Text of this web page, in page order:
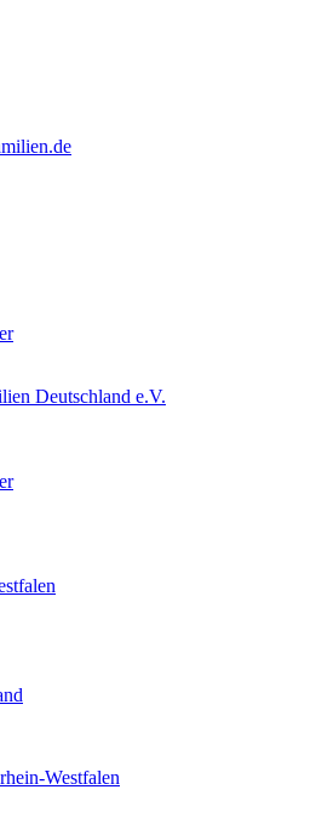
Deutschland e.V.
Westfalen